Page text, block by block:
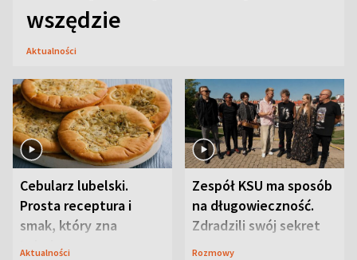
wszędzie
Aktualności
Cebularz lubelski.
Prosta receptura i
smak, który zna
Lubelszczyzna
Aktualności
Zespół KSU ma sposób
na długowieczność.
Zdradzili swój sekret
Rozmowy